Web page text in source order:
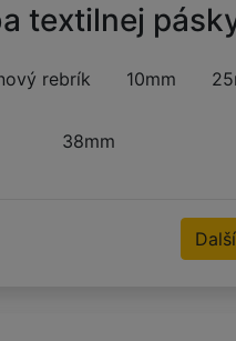
textilnej
rebrík 10mm
38mm